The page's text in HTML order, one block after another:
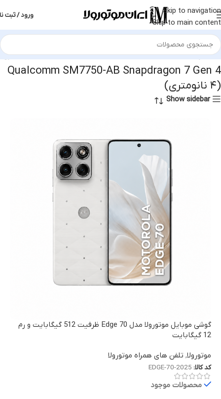
Skip to navigation
Skip to main content
ورود / ثبت
تراشه Qualcomm SM7750-AB Snapdragon 7 Gen 4 (۴ نانومتری)
Qualcomm SM7750-AB Snapdragon 7 Gen 4
(۴ نانومتری)
Show sidebar
گوشی موبایل موتورولا مدل Edge 70 ظرفیت 512 گیگابایت و رم
12 گیگابایت
موتورولا, تلفن های همراه موتورولا
کد کالا: EDGE-70-2025
محصولات موجود